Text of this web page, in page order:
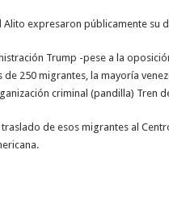
Alito expresaron públicamente su
Trump -pese a la
250 migrantes, la mayoría
criminal (pandilla) Tren
de esos migrantes al